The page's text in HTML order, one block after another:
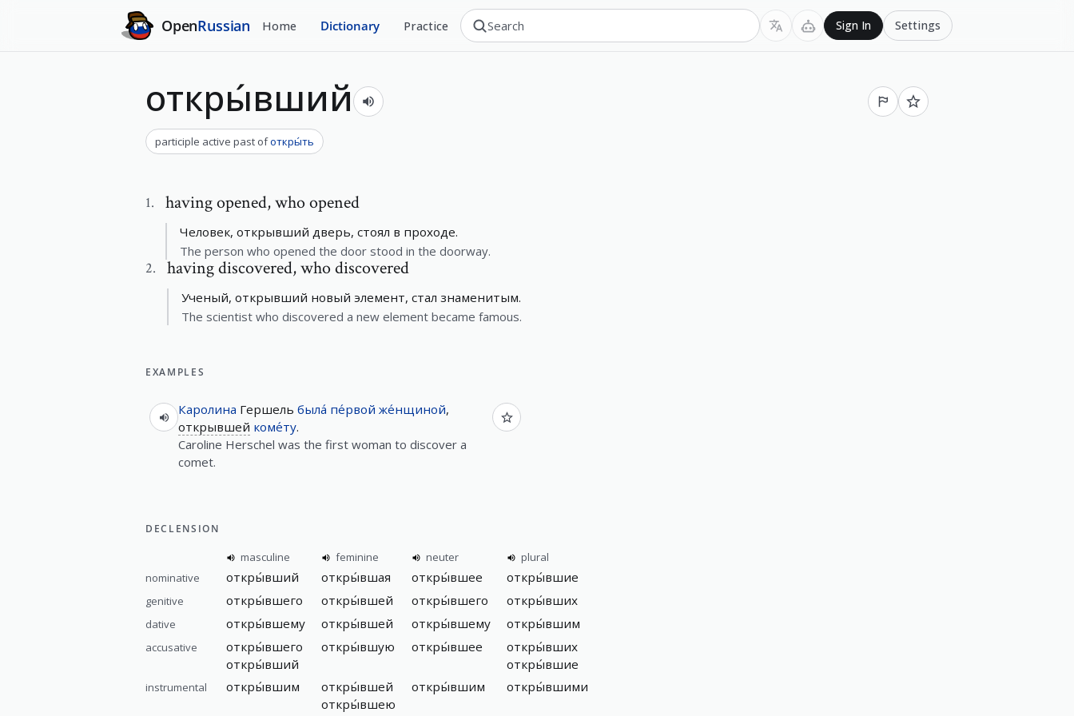
OpenRussian Home Dictionary Practice Sign In Settings
откры́вший
participle active past ofоткры́ть
1. having opened,who opened
Человек, открывший дверь, стоял в проходе.
The person who opened the door stood in the doorway.
2. having discovered,who discovered
Ученый, открывший новый элемент, стал знаменитым.
The scientist who discovered a new element became famous.
EXAMPLES
Каролина Гершель была́ пе́рвой же́нщиной,
открывшей коме́ту.
Caroline Herschel was the first woman to discover a
comet.
DECLENSION
masculine feminine neuter
plural
nominative
откры́вший откры́вшая откры́вшее откры́вшие
genitive откры́вшего откры́вшей откры́вшего откры́вших
dative откры́вшему откры́вшей откры́вшему откры́вшим
accusative
откры́вшего
откры́вший
откры́вшую откры́вшее
откры́вших
откры́вшие
instrumental откры́вшим
откры́вшей
откры́вшею
откры́вшим откры́вшими